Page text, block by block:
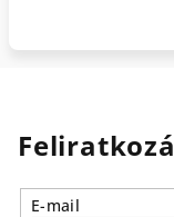
E-mail